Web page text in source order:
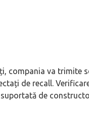
compania va trimite
de recall.
de